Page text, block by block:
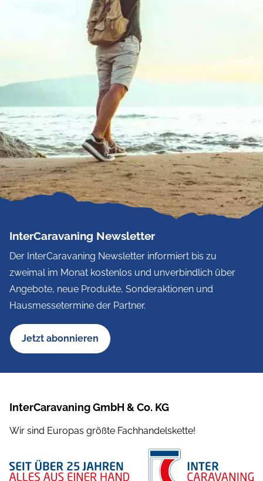
InterCaravaning Newsletter
Der InterCaravaning Newsletter informiert bis zu
zweimal im Monat kostenlos und unverbindlich über
Angebote, neue Produkte, Sonderaktionen und
Hausmessetermine der Partner.
Jetzt abonnieren
InterCaravaning GmbH & Co. KG
Wir sind Europas größte Fachhandelskette!